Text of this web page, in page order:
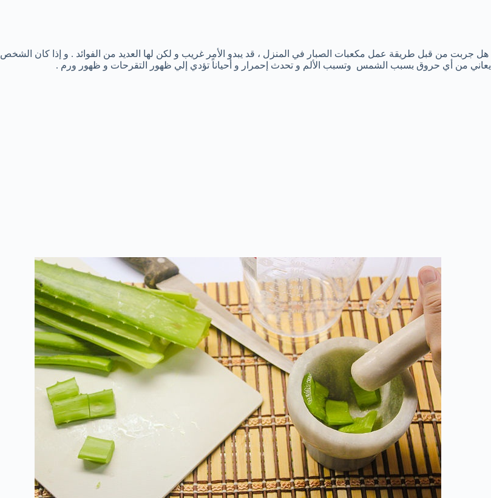
هل جربت من قبل طريقة عمل مكعبات الصبار في المنزل ، قد يبدو الأمر غريب و لكن لها العديد من الفوائد . و إذا كان الشخص
يعاني من أي حروق بسبب الشمس وتسبب الألم و تحدث إحمرار و أحياناً تؤدي إلي ظهور التقرحات و ظهور ورم .